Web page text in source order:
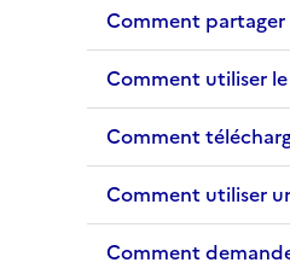
Comment partager
Comment utiliser
Comment
Comment utiliser
Comment